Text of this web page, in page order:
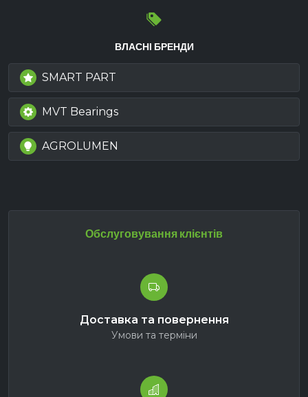
ВЛАСНІ БРЕНДИ
SMART PART
MVT Bearings
AGROLUMEN
Обслуговування клієнтів
Доставка та повернення
Умови та терміни